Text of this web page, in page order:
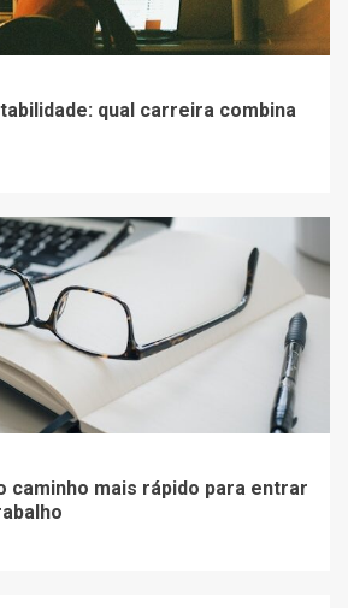
qual carreira combina
caminho mais rápido para entrar